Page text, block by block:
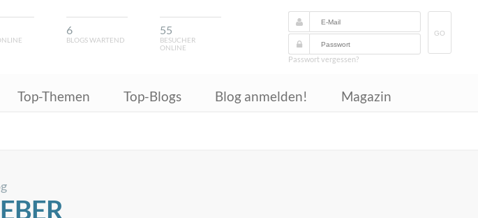
6
BLOGS WARTEND
55
BESUCHER
ONLINE
GO
Passwort vergessen?
Top-Themen Top-Blogs Blog anmelden! Magazin